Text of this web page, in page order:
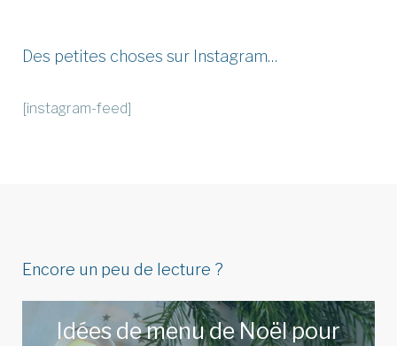
Des petites choses sur Instagram…
[instagram-feed]
Encore un peu de lecture ?
Idées de menu de Noël pour